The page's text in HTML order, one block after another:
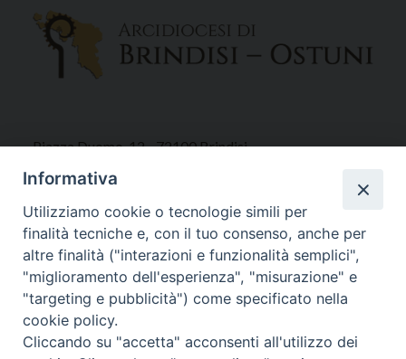
Piazza Duomo, 12 - 72100 Brindisi
Tel 0831.521958
Fax 0831.528315
Orari Curia
Mar. / Mer. / Giov. ore 9 - 13
nei mesi estivi solo Martedì ore 9 - 13
Informativa
Utilizziamo cookie o tecnologie simili per
finalità tecniche e, con il tuo consenso, anche per
altre finalità ("interazioni e funzionalità semplici",
"miglioramento dell'esperienza", "misurazione" e
"targeting e pubblicità") come specificato nella
cookie policy.
Cliccando su "accetta" acconsenti all'utilizzo dei